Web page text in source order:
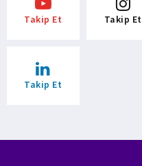
Takip Et Takip Et
Takip Et